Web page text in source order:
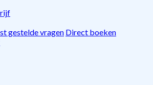
gestelde vragen Direct boeken